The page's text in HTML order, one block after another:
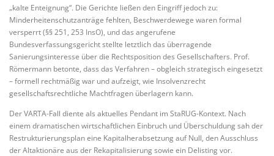
„kalte Enteignung“. Die Gerichte ließen den Eingriff jedoch zu:
Minderheitenschutzanträge fehlten, Beschwerdewege waren formal
versperrt (§§ 251, 253 InsO), und das angerufene
Bundesverfassungsgericht stellte letztlich das überragende
Sanierungsinteresse über die Rechtsposition des Gesellschafters. Prof.
Römermann betonte, dass das Verfahren – obgleich strategisch eingesetzt
– formell rechtmäßig war und aufzeigt, wie Insolvenzrecht
gesellschaftsrechtliche Machtfragen überlagern kann.
Der VARTA-Fall diente als aktuelles Pendant im StaRUG-Kontext. Nach
einem dramatischen wirtschaftlichen Einbruch und Überschuldung sah der
Restrukturierungsplan eine Kapitalherabsetzung auf Null, den Ausschluss
der Altaktionäre aus der Rekapitalisierung sowie ein Delisting vor.